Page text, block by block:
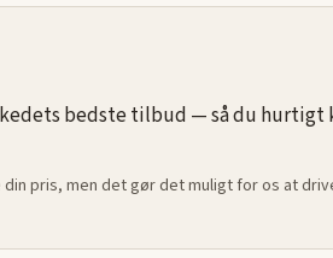
bedste tilbud — så du
pris, men det gør det muligt for os at